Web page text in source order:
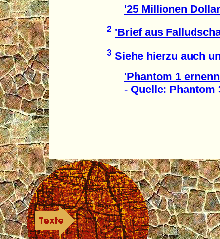
'25 Millionen
2 'Brief aus
3 Siehe hierzu auch
'Phantom 1
- Quelle: Phantom